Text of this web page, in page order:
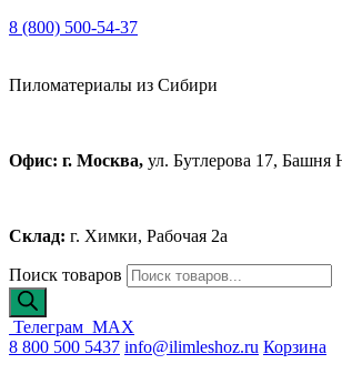
8 (800) 500-54-37
Пиломатериалы из Сибири
Офис: г. Москва, ул. Бутлерова 17,
Склад: г. Химки, Рабочая 2а
Поиск товаров
Телеграм MAX
8 800 500 5437 info@ilimleshoz.ru Корзина